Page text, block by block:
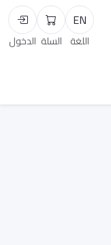
EN
اللغة
السلة
السلة الدخول